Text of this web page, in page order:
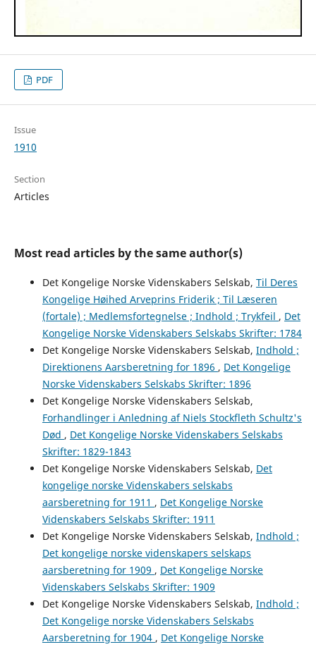
PDF
Issue
1910
Section
Articles
Most read articles by the same author(s)
Det Kongelige Norske Videnskabers Selskab, Til Deres
Kongelige Høihed Arveprins Friderik ; Til Læseren
(fortale) ; Medlemsfortegnelse ; Indhold ; Trykfeil , Det
Kongelige Norske Videnskabers Selskabs Skrifter: 1784
Det Kongelige Norske Videnskabers Selskab, Indhold ;
Direktionens Aarsberetning for 1896 , Det Kongelige
Norske Videnskabers Selskabs Skrifter: 1896
Det Kongelige Norske Videnskabers Selskab,
Forhandlinger i Anledning af Niels Stockfleth Schultz's
Død , Det Kongelige Norske Videnskabers Selskabs
Skrifter: 1829-1843
Det Kongelige Norske Videnskabers Selskab, Det
kongelige norske Videnskabers selskabs
aarsberetning for 1911 , Det Kongelige Norske
Videnskabers Selskabs Skrifter: 1911
Det Kongelige Norske Videnskabers Selskab, Indhold ;
Det kongelige norske videnskapers selskaps
aarsberetning for 1909 , Det Kongelige Norske
Videnskabers Selskabs Skrifter: 1909
Det Kongelige Norske Videnskabers Selskab, Indhold ;
Det Kongelige norske Videnskabers Selskabs
Aarsberetning for 1904 , Det Kongelige Norske